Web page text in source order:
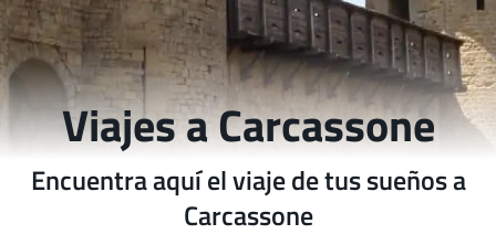
Viajes a Carcassone
Encuentra aquí el viaje de tus sueños a
Carcassone